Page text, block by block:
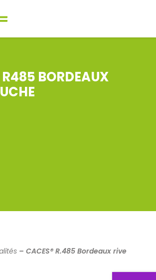
BORDEAUX
–